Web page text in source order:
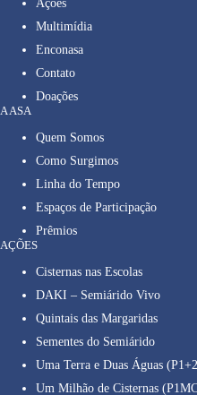
Ações
Multimídia
Enconasa
Contato
Doações
A ASA
Quem Somos
Como Surgimos
Linha do Tempo
Espaços de Participação
Prêmios
AÇÕES
Cisternas nas Escolas
DAKI – Semiárido Vivo
Quintais das Margaridas
Sementes do Semiárido
Uma Terra e Duas Águas
Um Milhão de Cisternas